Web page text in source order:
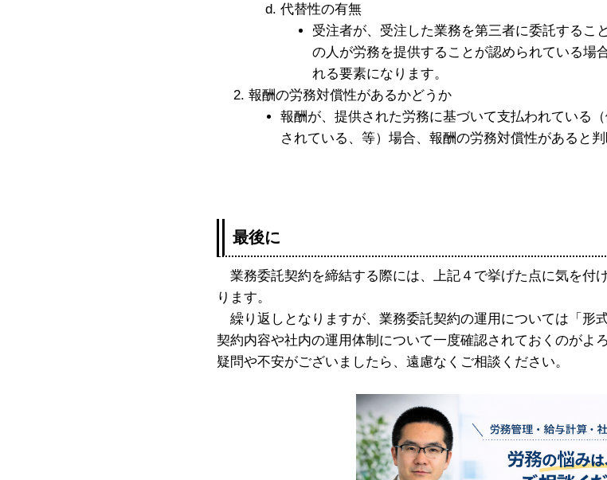
代替性の有無
受注者が、受注した業務を第三者に委託するこ
の人が労務を提供することが認められている場
れる要素になります。
報酬の労務対償性があるかどうか
報酬が、提供された労務に基づいて支払われている
されている、等）場合、報酬の労務対償性があると
最後に
業務委託契約を締結する際には、上記４で挙げた点に気を付
ります。
繰り返しとなりますが、業務委託契約の運用については「形
契約内容や社内の運用体制について一度確認されておくのがよ
疑問や不安がございましたら、遠慮なくご相談ください。